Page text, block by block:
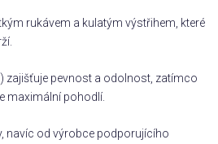
rukávem a kulatým výstřihem, které
zajišťuje pevnost a odolnost, zatímco
maximální pohodlí.
navíc od výrobce podporujícího